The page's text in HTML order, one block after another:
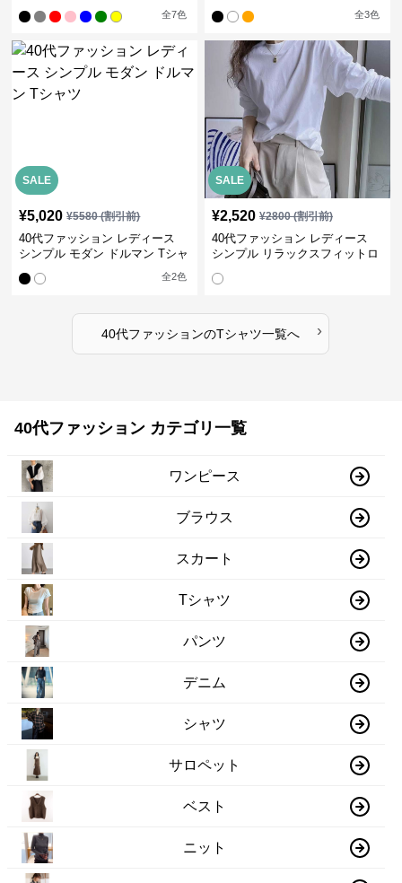
全7色 全3色
SALE
¥5,020 ¥5580(割引前)
40代ファッション レディース
シンプル モダン ドルマン Tシャ
全2色
SALE
¥2,520 ¥2800(割引前)
40代ファッション レディース
シンプル リラックスフィットロ
40代ファッションのTシャツ一覧へ ›
40代ファッション カテゴリ一覧
ワンピース
ブラウス
スカート
Tシャツ
パンツ
デニム
シャツ
サロペット
ベスト
ニット